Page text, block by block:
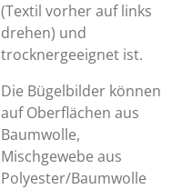
(Textil vorher auf links
drehen) und
trocknergeeignet ist.
Die Bügelbilder können
auf Oberflächen aus
Baumwolle,
Mischgewebe aus
Polyester/Baumwolle